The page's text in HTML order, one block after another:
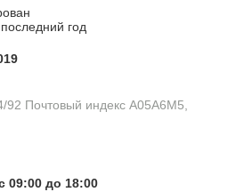
год
Почтовый индекс A05A6M5,
09:00 до 18:00